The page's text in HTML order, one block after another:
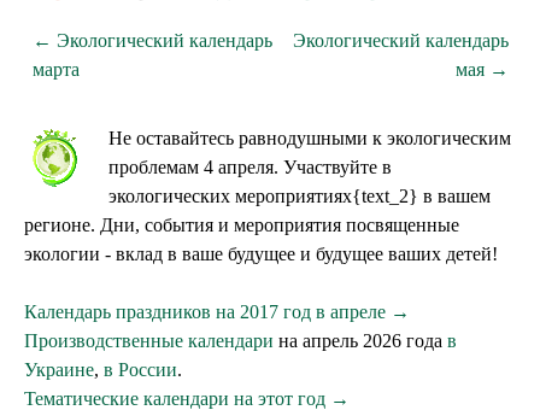
← Экологический календарь
марта
Экологический календарь
мая →
Не оставайтесь равнодушными к экологическим
проблемам 4 апреля. Участвуйте в
экологических мероприятиях{text_2} в вашем
регионе. Дни, события и мероприятия посвященные
экологии - вклад в ваше будущее и будущее ваших детей!
Календарь праздников на 2017 год в апреле →
Производственные календари на апрель 2026 года в
Украине, в России.
Тематические календари на этот год →